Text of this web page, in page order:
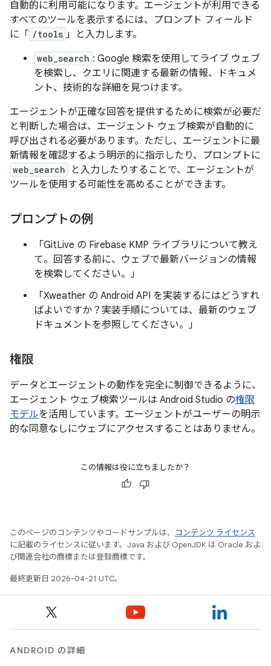
自動的に利用可能になります。エージェントが利用できる
すべてのツールを表示するには、プロンプト フィールド
に「 /tools 」と入力します。
web_search : Google 検索を使用してライブ ウェブ
を検索し、クエリに関連する最新の情報、ドキュメ
ント、技術的な詳細を見つけます。
エージェントが正確な回答を提供するために検索が必要だ
と判断した場合は、エージェント ウェブ検索が自動的に
呼び出される必要があります。ただし、エージェントに最
新情報を確認するよう明示的に指示したり、プロンプトに
web_search
と入力したりすることで、エージェントが
ツールを使用する可能性を高めることができます。
プロンプトの例
「GitLive の Firebase KMP ライブラリについて教え
て。回答する前に、ウェブで最新バージョンの情報
を検索してください。」
「Xweather の Android API を実装するにはどうすれ
ばよいですか？実装手順については、最新のウェブ
ドキュメントを参照してください。」
権限
データとエージェントの動作を完全に制御できるように、
エージェント ウェブ検索ツールは Android Studio の権限
モデルを活用しています。エージェントがユーザーの明示
的な同意なしにウェブにアクセスすることはありません。
この情報は役に立ちましたか？
このページのコンテンツやコードサンプルは、
コンテンツ ライセンス
に記載のライセンスに従います。Java および OpenJDK は Oracle およ
び関連会社の商標または登録商標です。
最終更新日 2026-04-21 UTC。
ANDROID の詳細